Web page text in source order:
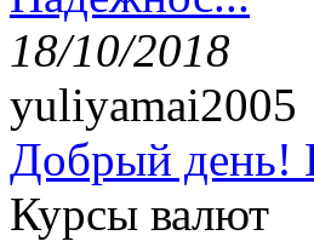
18/10/2018
yuliyamai2005
Добрый день!
Курсы валют